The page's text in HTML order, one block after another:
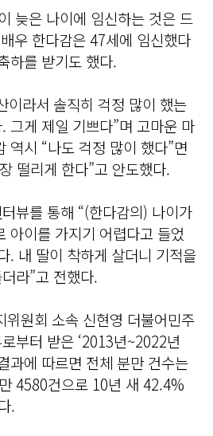
늦은 나이에 임신하는 것은 드
우 한다감은 47세에 임신했다
하를 받기도 했다.
이라서 솔직히 걱정 많이 했는
그게 제일 기쁘다”며 고마운 마
역시 “나도 걱정 많이 했다”면
떨리게 한다”고 안도했다.
뷰를 통해 “(한다감의) 나이가
아이를 가지기 어렵다고 들었
. 내 딸이 착하게 살더니 기적을
라”고 전했다.
원회 소속 신현영 더불어민주
부터 받은 ‘2013년~2022년
과에 따르면 전체 분만 건수는
4580건으로 10년 새 42.4%
.